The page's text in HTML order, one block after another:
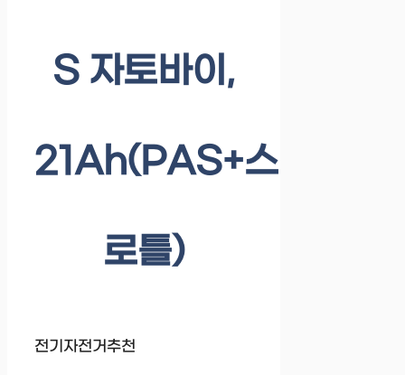
S 자토바이,
21Ah(PAS+스
로틀)
전기자전거추천